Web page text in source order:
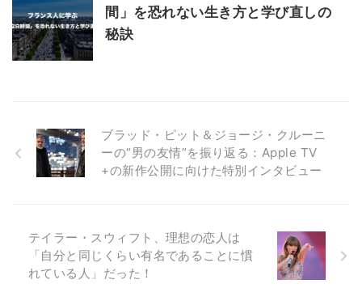
間」を恐れない生き方と学び直しの
秘訣
ブラッド・ピット＆ジョージ・クルーニ
ーの“男の友情”を振り返る：Apple TV
+の新作公開に向けた特別インタビュー
テイラー・スウィフト、理想の恋人は
「自分と同じくらい有名であることに慣
れている人」だった！